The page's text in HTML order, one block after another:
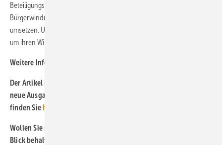
Beteiligungsmodell. Die Realisierung eines Anteils am Windpark als
Bürgerwindräder ist eines der Modelle, die wir in unseren Projekten
umsetzen. Und natürlich wenden sich auch Bürgergruppen an uns,
um ihren Windpark gemeinsam mit wpd zu planen und umzusetzen.
Weitere Informationen: www.wpd.de
Der Artikel ist eine Kostprobe aus unserem Printmagazin. Die
neue Ausgabe ist jetzt erhältlich. Ein kostenloses Probeabo
finden Sie hier.
Wollen Sie neue Erkenntnisse zur Regenerativfinanzierung im
Blick behalten? Dann abonnieren Sie doch unseren kostenlosen